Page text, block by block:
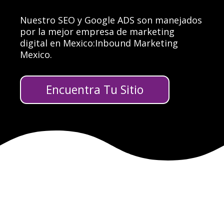
Nuestro SEO y Google ADS son manejados
por la mejor empresa de marketing
digital en Mexico:Inbound Marketing
Mexico.
Encuentra Tu Sitio